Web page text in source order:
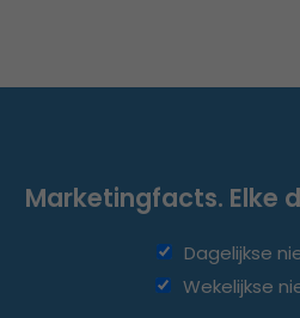
Marketingfacts. Elke
Dagelijkse
Wekelijkse